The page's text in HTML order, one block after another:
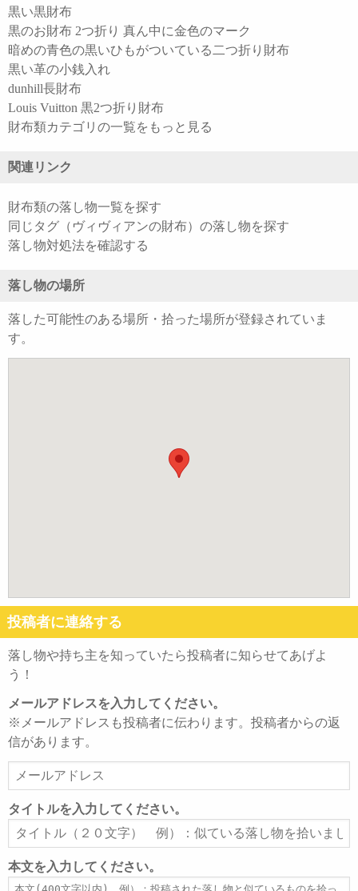
黒い黒財布
黒のお財布 2つ折り 真ん中に金色のマーク
暗めの青色の黒いひもがついている二つ折り財布
黒い革の小銭入れ
dunhill長財布
Louis Vuitton 黒2つ折り財布
財布類カテゴリの一覧をもっと見る
関連リンク
財布類の落し物一覧を探す
同じタグ（ヴィヴィアンの財布）の落し物を探す
落し物対処法を確認する
落し物の場所
落した可能性のある場所・拾った場所が登録されていま
す。
投稿者に連絡する
落し物や持ち主を知っていたら投稿者に知らせてあげよ
う！
メールアドレスを入力してください。
※メールアドレスも投稿者に伝わります。投稿者からの返
信があります。
ー
ル
ア
ド
レ
ス
タイトルを入力してください。
タ
イ
ト
ル
本文を入力してください。
本